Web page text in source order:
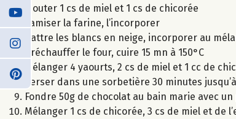
Ajouter 1 cs de miel et 1 cs de chicorée
Tamiser la farine, l’incorporer
Battre les blancs en neige, incorporer au
Préchauffer le four, cuire 15 mn à 150°C
Mélanger 4 yaourts, 2 cs de miel et 1 cc de
Verser dans une sorbetière 30 minutes
Fondre 50g de chocolat au bain marie avec
Mélanger 1 cs de chicorée, 3 cs de miel et de